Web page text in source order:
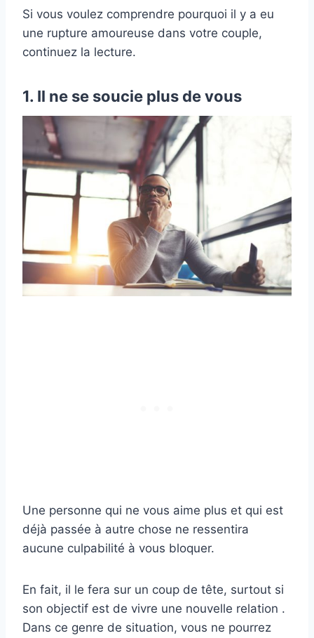
Si vous voulez comprendre pourquoi il y a eu
une rupture amoureuse dans votre couple,
continuez la lecture.
1. Il ne se soucie plus de vous
Une personne qui ne vous aime plus et qui est
déjà passée à autre chose ne ressentira
aucune culpabilité à vous bloquer.
En fait, il le fera sur un coup de tête, surtout si
son objectif est de vivre une nouvelle relation .
Dans ce genre de situation, vous ne pourrez